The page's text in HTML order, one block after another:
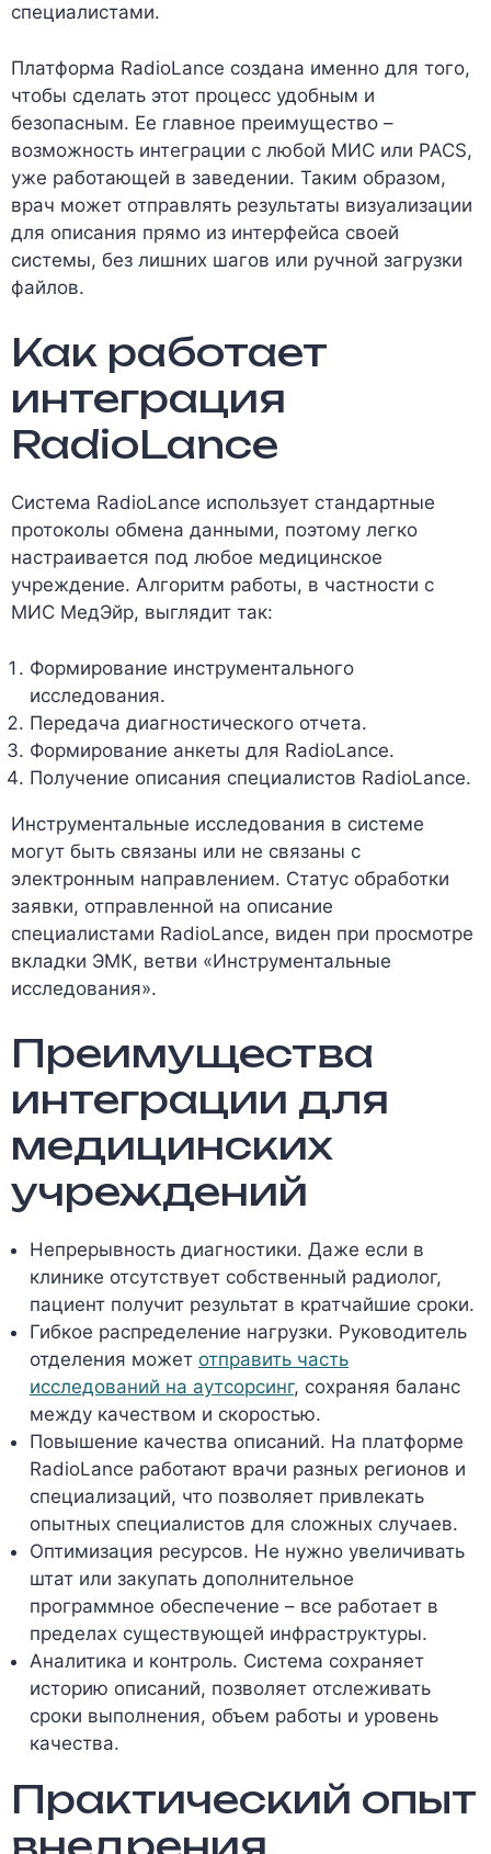
специалистами.
Платформа RadioLance создана именно для того,
чтобы сделать этот процесс удобным и
безопасным. Ее главное преимущество –
возможность интеграции с любой МИС или PACS,
уже работающей в заведении. Таким образом,
врач может отправлять результаты визуализации
для описания прямо из интерфейса своей
системы, без лишних шагов или ручной загрузки
файлов.
Как работает
интеграция
RadioLance
Система RadioLance использует стандартные
протоколы обмена данными, поэтому легко
настраивается под любое медицинское
учреждение. Алгоритм работы, в частности с
МИС МедЭйр, выглядит так:
Формирование инструментального
исследования.
Передача диагностического отчета.
Формирование анкеты для RadioLance.
Получение описания специалистов RadioLance.
Инструментальные исследования в системе
могут быть связаны или не связаны с
электронным направлением. Статус обработки
заявки, отправленной на описание
специалистами RadioLance, виден при просмотре
вкладки ЭМК, ветви «Инструментальные
исследования».
Преимущества
интеграции для
медицинских
учреждений
Непрерывность диагностики. Даже если в
клинике отсутствует собственный радиолог,
пациент получит результат в кратчайшие сроки.
Гибкое распределение нагрузки. Руководитель
отделения может отправить часть
исследований на аутсорсинг, сохраняя баланс
между качеством и скоростью.
Повышение качества описаний. На платформе
RadioLance работают врачи разных регионов и
специализаций, что позволяет привлекать
опытных специалистов для сложных случаев.
Оптимизация ресурсов. Не нужно увеличивать
штат или закупать дополнительное
программное обеспечение – все работает в
пределах существующей инфраструктуры.
Аналитика и контроль. Система сохраняет
историю описаний, позволяет отслеживать
сроки выполнения, объем работы и уровень
качества.
Практический опыт